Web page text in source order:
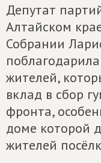
Депутат
Алтайском
Собрании
жителей,
вклад в сбор
фронта,
доме которой
жителей